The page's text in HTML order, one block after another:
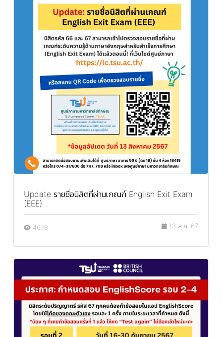
Update รายชื่อนิสิตที่ผ่านเกณฑ์ English Exit Exam
(EEE)
4678 13 ส.ค. 67